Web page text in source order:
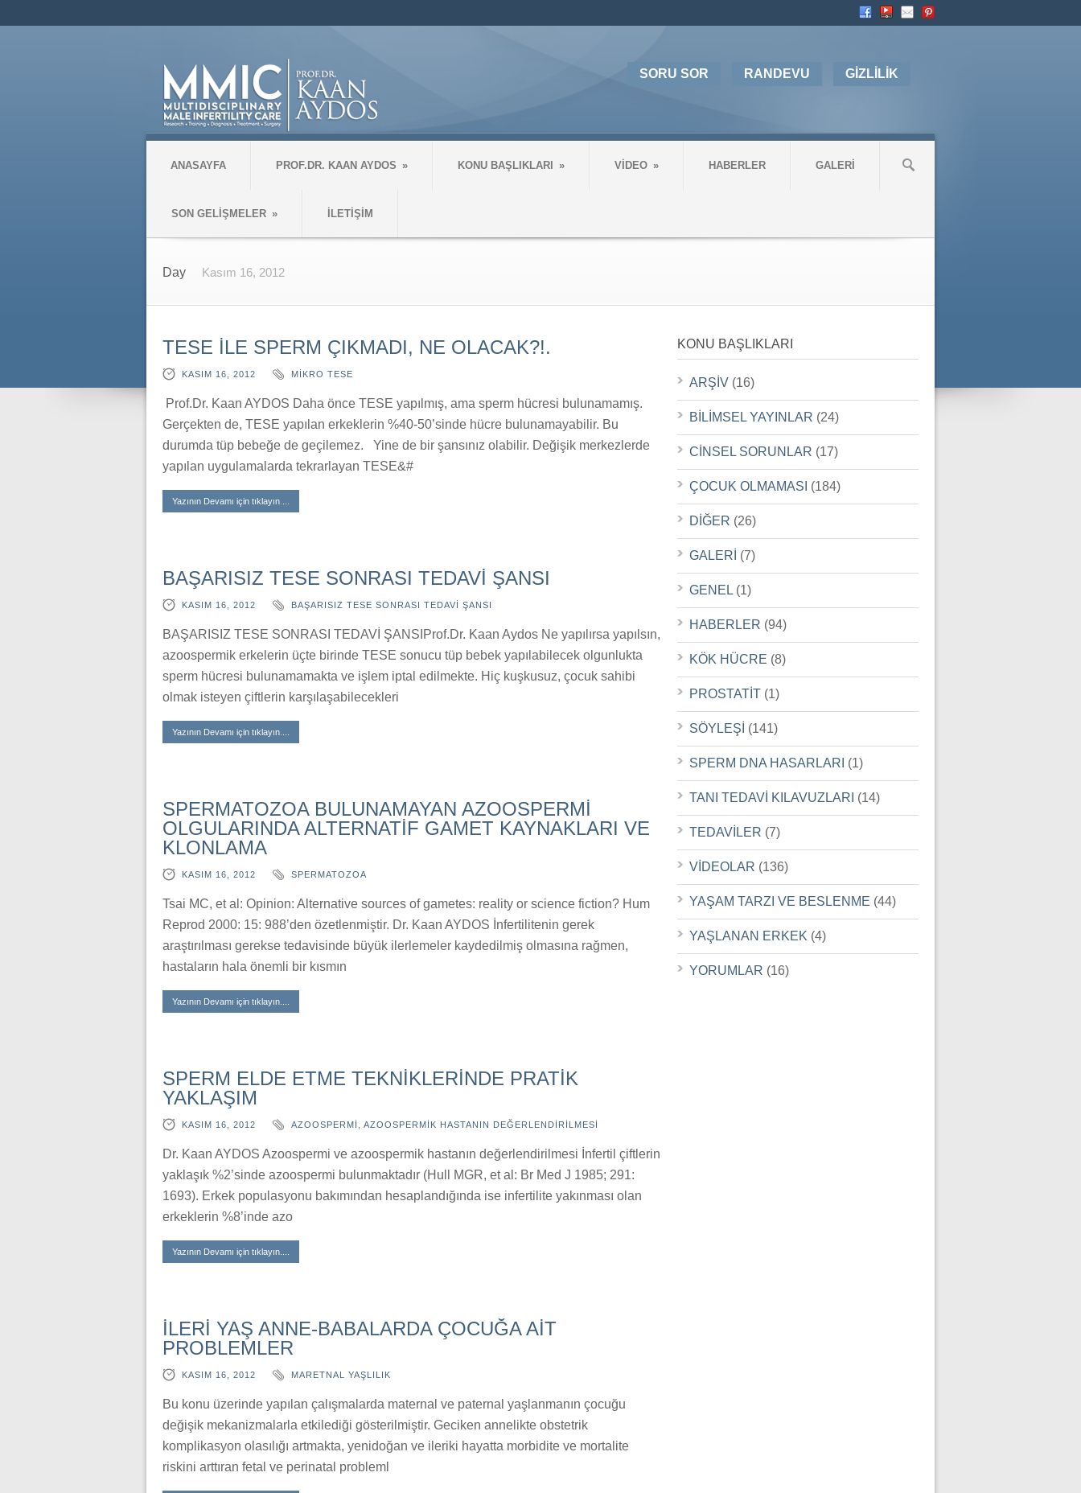
SORU SOR RANDEVU GİZLİLİK
ANASAYFA PROF.DR. KAAN AYDOS » KONU BAŞLIKLARI » VİDEO » HABERLER GALERİ
SON GELİŞMELER » İLETİŞİM
Day Kasım 16, 2012
TESE İLE SPERM ÇIKMADI, NE OLACAK?!.
KASIM 16, 2012 MIKRO TESE
Prof.Dr. Kaan AYDOS Daha önce TESE yapılmış, ama sperm hücresi bulunamamış.
Gerçekten de, TESE yapılan erkeklerin %40-50’sinde hücre bulunamayabilir. Bu
durumda tüp bebeğe de geçilemez. Yine de bir şansınız olabilir. Değişik merkezlerde
yapılan uygulamalarda tekrarlayan TESE&#
Yazının Devamı için tıklayın....
BAŞARISIZ TESE SONRASI TEDAVİ ŞANSI
KASIM 16, 2012 BAŞARISIZ TESE SONRASI TEDAVİ ŞANSI
BAŞARISIZ TESE SONRASI TEDAVİ ŞANSIProf.Dr. Kaan Aydos Ne yapılırsa yapılsın,
azoospermik erkelerin üçte birinde TESE sonucu tüp bebek yapılabilecek olgunlukta
sperm hücresi bulunamamakta ve işlem iptal edilmekte. Hiç kuşkusuz, çocuk sahibi
olmak isteyen çiftlerin karşılaşabilecekleri
Yazının Devamı için tıklayın....
SPERMATOZOA BULUNAMAYAN AZOOSPERMİ
OLGULARINDA ALTERNATİF GAMET KAYNAKLARI VE
KLONLAMA
KASIM 16, 2012 SPERMATOZOA
Tsai MC, et al: Opinion: Alternative sources of gametes: reality or science fiction? Hum
Reprod 2000: 15: 988’den özetlenmiştir. Dr. Kaan AYDOS İnfertilitenin gerek
araştırılması gerekse tedavisinde büyük ilerlemeler kaydedilmiş olmasına rağmen,
hastaların hala önemli bir kısmın
Yazının Devamı için tıklayın....
SPERM ELDE ETME TEKNİKLERİNDE PRATİK
YAKLAŞIM
KASIM 16, 2012 AZOOSPERMI AZOOSPERMIK HASTANIN DEĞERLENDIRILMESI
Dr. Kaan AYDOS Azoospermi ve azoospermik hastanın değerlendirilmesi İnfertil çiftlerin
yaklaşık %2’sinde azoospermi bulunmaktadır (Hull MGR, et al: Br Med J 1985; 291:
1693). Erkek populasyonu bakımından hesaplandığında ise infertilite yakınması olan
erkeklerin %8’inde azo
Yazının Devamı için tıklayın....
İLERİ YAŞ ANNE-BABALARDA ÇOCUĞA AİT
PROBLEMLER
KASIM 16, 2012 MARETNAL YAŞLILIK
Bu konu üzerinde yapılan çalışmalarda maternal ve paternal yaşlanmanın çocuğu
değişik mekanizmalarla etkilediği gösterilmiştir. Geciken annelikte obstetrik
komplikasyon olasılığı artmakta, yenidoğan ve ileriki hayatta morbidite ve mortalite
riskini arttıran fetal ve perinatal probleml
KONU BAŞLIKLARI
ARŞİV (16)
BİLİMSEL YAYINLAR (24)
CİNSEL SORUNLAR (17)
ÇOCUK OLMAMASI (184)
DİĞER (26)
GALERİ (7)
GENEL (1)
HABERLER (94)
KÖK HÜCRE (8)
PROSTATİT (1)
SÖYLEŞİ (141)
SPERM DNA HASARLARI (1)
TANI TEDAVİ KILAVUZLARI (14)
TEDAVİLER (7)
VİDEOLAR (136)
YAŞAM TARZI VE BESLENME (44)
YAŞLANAN ERKEK (4)
YORUMLAR (16)